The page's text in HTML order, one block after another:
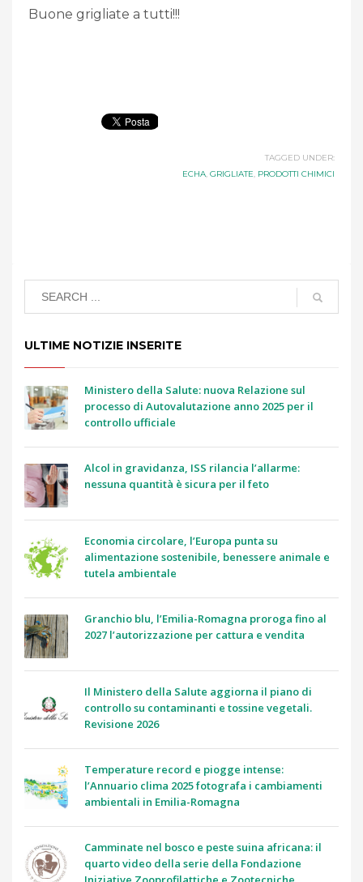
Buone grigliate a tutti!!!
TAGGED UNDER:
ECHA, GRIGLIATE, PRODOTTI CHIMICI
ULTIME NOTIZIE INSERITE
Ministero della Salute: nuova Relazione sul
processo di Autovalutazione anno 2025 per il
controllo ufficiale
Alcol in gravidanza, ISS rilancia l’allarme:
nessuna quantità è sicura per il feto
Economia circolare, l’Europa punta su
alimentazione sostenibile, benessere animale e
tutela ambientale
Granchio blu, l’Emilia-Romagna proroga fino al
2027 l’autorizzazione per cattura e vendita
Il Ministero della Salute aggiorna il piano di
controllo su contaminanti e tossine vegetali.
Revisione 2026
Temperature record e piogge intense:
l’Annuario clima 2025 fotografa i cambiamenti
ambientali in Emilia-Romagna
Camminate nel bosco e peste suina africana: il
quarto video della serie della Fondazione